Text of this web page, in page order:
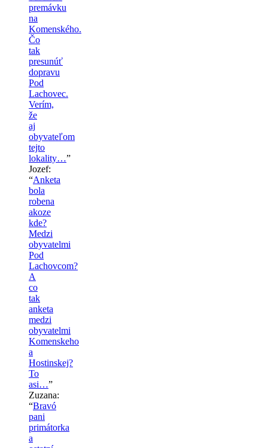
premávku
na
Komenského.
Čo
tak
presunúť
dopravu
Pod
Lachovec.
Verím,
že
aj
obyvateľom
tejto
lokality…”
Jozef:
“Anketa
bola
robena
akoze
kde?
Medzi
obyvatelmi
Pod
Lachovcom?
A
co
tak
anketa
medzi
obyvatelmi
Komenskeho
a
Hostinskej?
To
asi…”
Zuzana:
“Bravó
pani
primátorka
a